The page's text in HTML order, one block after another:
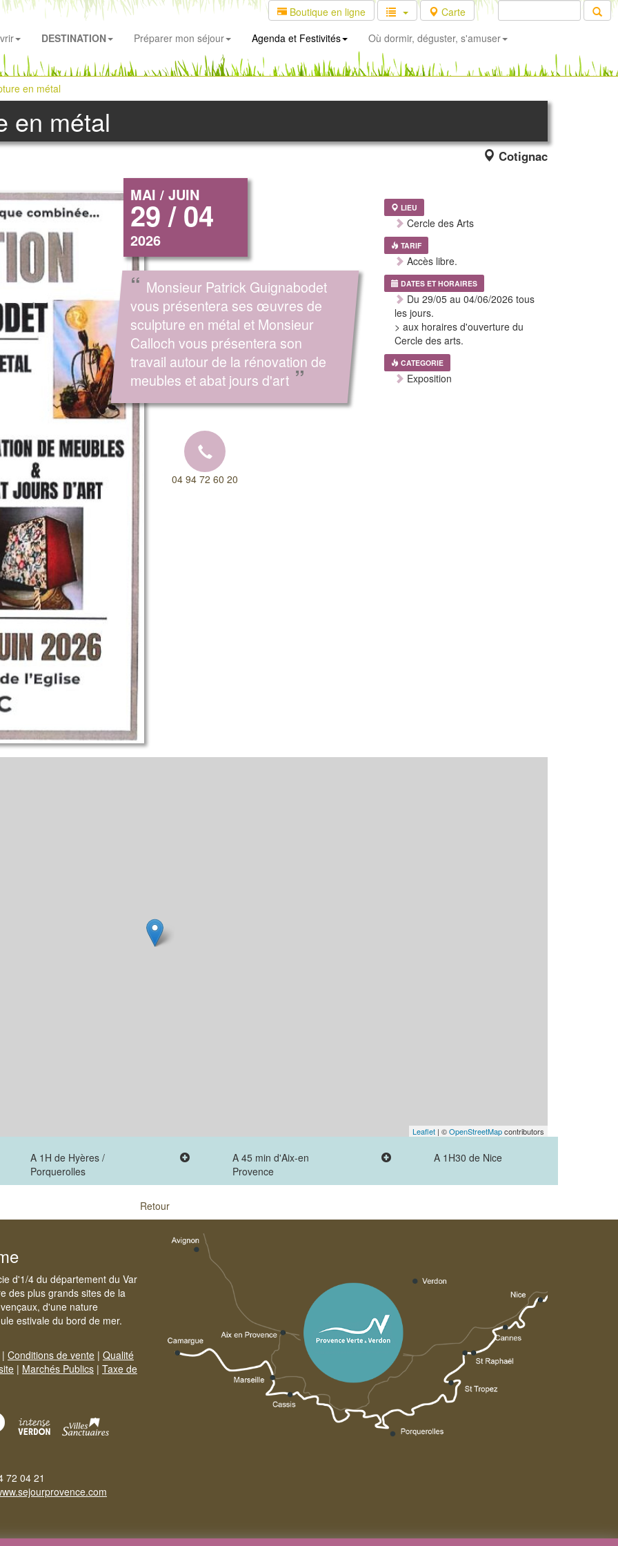
Boutique en ligne
Carte
DESTINATION Préparer mon séjour Agenda et Festivités Où dormir, déguster, s'amuser
en métal
en métal
Cotignac
MAI / JUIN
29 / 04
2026
“ Monsieur Patrick Guignabodet
vous présentera ses œuvres de
sculpture en métal et Monsieur
Calloch vous présentera son
travail autour de la rénovation de
meubles et abat jours d'art ”
LIEU
Cercle des Arts
TARIF
Accès libre.
DATES ET HORAIRES
Du 29/05 au 04/06/2026 tous
les jours.
> aux horaires d'ouverture du
Cercle des arts.
CATEGORIE
Exposition
04 94 72 60 20
Leaflet | ©OpenStreetMapcontributors
A 1H de Hyères /
Porquerolles
A 45 min d'Aix-en
Provence
A 1H30 de Nice
Retour
d'1/4 du département du Var
des plus grands sites de la
d'une nature
estivale du bord de mer.
| Conditions de vente | Qualité
| Marchés Publics | Taxe de
72 04 21